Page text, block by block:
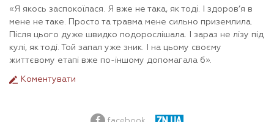
«Я якось заспокоїлася. Я вже не така, як тоді. І здоров’я в
мене не таке. Просто та травма мене сильно приземлила.
Після цього дуже швидко подорослішала. І зараз не лізу під
кулі, як тоді. Той запал уже зник. І на цьому своєму
життєвому етапі вже по-іншому допомагала б».
Коментувати